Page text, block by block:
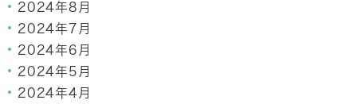
2024年8月
2024年7月
2024年6月
2024年5月
2024年4月